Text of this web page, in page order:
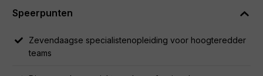
retraining moeten jaarlijks een bepaald aantal oefenuren
Deze training is op maat gemaakt voor het
Speerpunten
Zevendaagse specialistenopleiding voor hoogteredder
teams